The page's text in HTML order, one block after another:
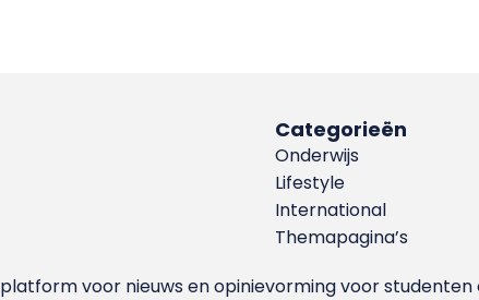
Categorieën
Onderwijs
Lifestyle
International
Themapagina’s
voor nieuws en opinievorming voor